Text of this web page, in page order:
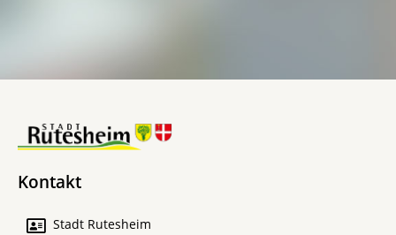
Kontakt
Stadt Rutesheim